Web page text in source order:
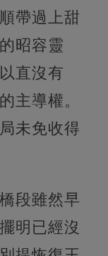
帶過上甜
昭容靈
直沒有
主導權。
未免收得
段雖然早
明已經沒